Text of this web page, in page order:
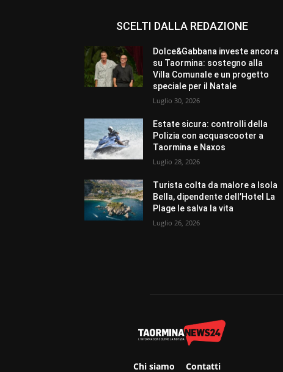
SCELTI DALLA REDAZIONE
Dolce&Gabbana investe ancora
su Taormina: sostegno alla
Villa Comunale e un progetto
speciale per il Natale
Luglio 30, 2026
Estate sicura: controlli della
Polizia con acquascooter a
Taormina e Naxos
Luglio 28, 2026
Turista colta da malore a Isola
Bella, dipendente dell’Hotel La
Plage le salva la vita
Luglio 26, 2026
Chi siamo Contatti